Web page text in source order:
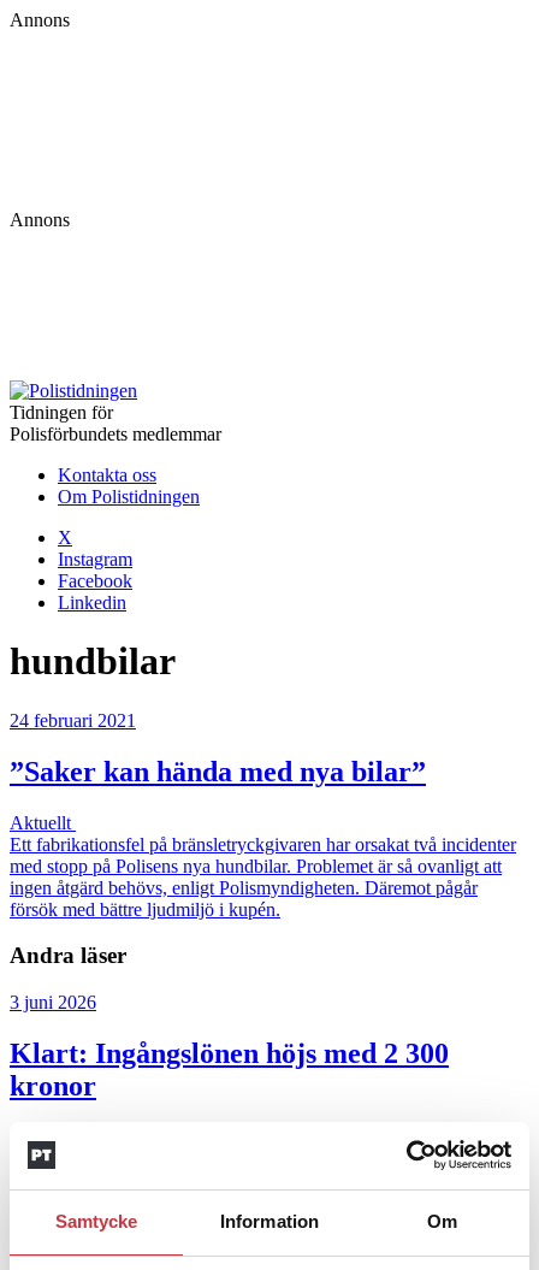
Samtycke Information Om
Annons
Annons
Tidningen för
Polisförbundets medlemmar
Kontakta oss
Om Polistidningen
X
Instagram
Facebook
Linkedin
hundbilar
24 februari 2021
”Saker kan hända med nya bilar”
Aktuellt
Ett fabrikationsfel på bränsletryckgivaren har orsakat två incidenter
med stopp på Polisens nya hundbilar. Problemet är så ovanligt att
ingen åtgärd behövs, enligt Polismyndigheten. Däremot pågår
försök med bättre ljudmiljö i kupén.
Andra läser
3 juni 2026
Klart: Ingångslönen höjs med 2 300
kronor
4 juni 2026
Insändare:Miljoner i sjön –
polisaspiranter underkänns på
godtyckliga grunder